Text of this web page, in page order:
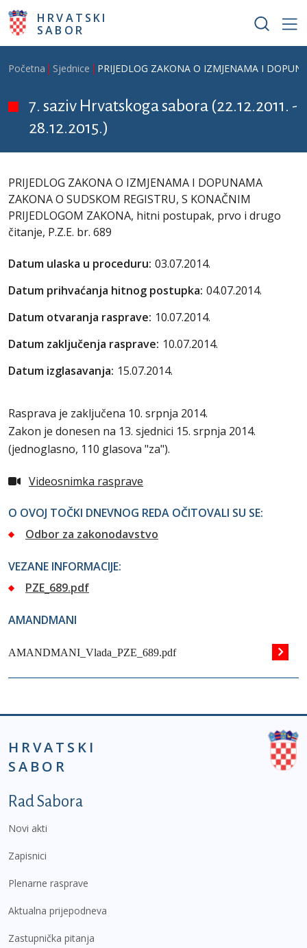
Skoči na glavni sadržaj
HRVATSKI
SABOR
Breadcrumb
Početna Sjednice PRIJEDLOG ZAKONA O IZMJENAMA I
7. saziv Hrvatskoga sabora (22.12.2011. -
28.12.2015.)
PRIJEDLOG ZAKONA O IZMJENAMA I DOPUNAMA
ZAKONA O SUDSKOM REGISTRU, S KONAČNIM
PRIJEDLOGOM ZAKONA, hitni postupak, prvo i drugo
čitanje, P.Z.E. br. 689
Datum ulaska u proceduru: 03.07.2014.
Datum prihvaćanja hitnog postupka: 04.07.2014.
Datum otvaranja rasprave: 10.07.2014.
Datum zaključenja rasprave: 10.07.2014.
Datum izglasavanja: 15.07.2014.
Rasprava je zaključena 10. srpnja 2014.
Zakon je donesen na 13. sjednici 15. srpnja 2014.
(jednoglasno, 110 glasova "za").
Videosnimka rasprave
O OVOJ TOČKI DNEVNOG REDA OČITOVALI SU SE:
Odbor za zakonodavstvo
VEZANE INFORMACIJE:
PZE_689.pdf
AMANDMANI
AMANDMANI_Vlada_PZE_689.pdf
HRVATSKI
SABOR
Podnožje prvi izbornik
Rad Sabora
Novi akti
Zapisnici
Plenarne rasprave
Aktualna prijepodneva
Zastupnička pitanja